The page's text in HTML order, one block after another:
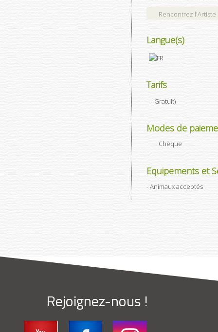
Rencontrez l'Artiste
Langue(s)
Tarifs
- Gratuit)
Modes de
Chèque
Equipements et
Animaux acceptés
Rejoignez-nous !